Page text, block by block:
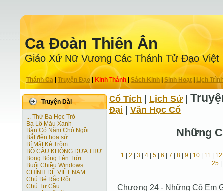
Ca Ðoàn Thiên Ân
Giáo Xứ Nữ Vương Các Thánh Tử Ðạo Việt
Thánh Ca Truyện Ðạo| Kinh Thánh Sách Kinh|Sinh Hoạt| Lịch Trình
Truyện Dài
... Thứ Ba Học Trò
Ba Lô Màu Xanh
Bàn Có Năm Chỗ Ngồi
Bắt đền hoa sứ
Bí Mật Kẻ Trộm
BỒ CÂU KHÔNG ĐƯA THƯ
Bong Bóng Lên Trời
Buổi Chiều Windows
CHÍNH ĐỀ VIỆT NAM
Chú Bé Rắc Rối
Chú Tư Cầu
Cổ Tích Lịch Sử
Ðại Văn Học Cổ
Những
1 2 3 4 5 6 7 8 9 10 11 12
25
Chương 24 - Những Cô Em